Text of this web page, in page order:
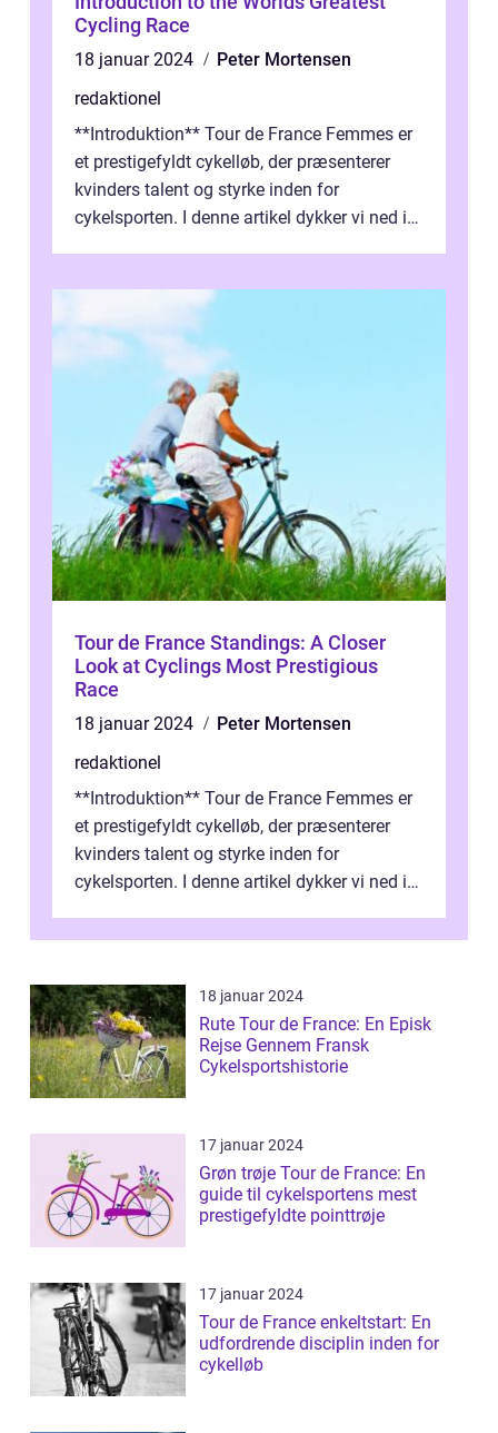
Cycling Race
18 januar 2024
Peter Mortensen
redaktionel
**Introduktion** Tour de France Femmes er
et prestigefyldt cykelløb, der præsenterer
kvinders talent og styrke inden for
cykelsporten. I denne artikel dykker vi ned i
Tour de France Standings: A Closer
Look at Cyclings Most Prestigious
Race
18 januar 2024
Peter Mortensen
redaktionel
**Introduktion** Tour de France Femmes er
et prestigefyldt cykelløb, der præsenterer
kvinders talent og styrke inden for
cykelsporten. I denne artikel dykker vi ned i
18 januar 2024
Rute Tour de France: En Episk
Rejse Gennem Fransk
Cykelsportshistorie
17 januar 2024
Grøn trøje Tour de France: En
guide til cykelsportens mest
prestigefyldte pointtrøje
17 januar 2024
Tour de France enkeltstart: En
udfordrende disciplin inden for
cykelløb